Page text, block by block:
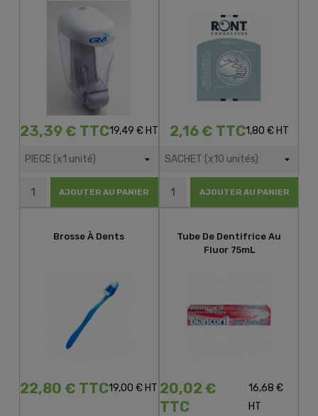
23,39 € TTC19,49 € HT
AJOUTER AU PANIER
2,16 € TTC1,80 € HT
AJOUTER AU PANIER
Brosse À Dents
22,80 € TTC19,00 € HT
Tube De Dentifrice Au
Fluor 75mL
20,02 €
TTC
16,68 €
HT